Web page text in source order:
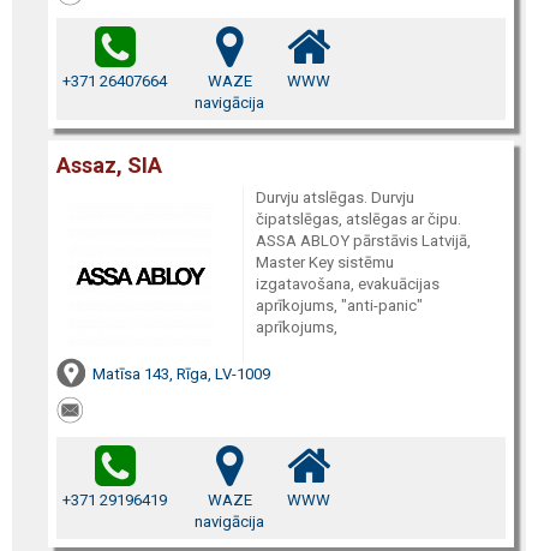
+371 26407664
WAZE
navigācija
WWW
Assaz, SIA
Durvju atslēgas. Durvju
čipatslēgas, atslēgas ar čipu.
ASSA ABLOY pārstāvis Latvijā,
Master Key sistēmu
izgatavošana, evakuācijas
aprīkojums, "anti-panic"
aprīkojums,
Matīsa 143, Rīga, LV-1009
+371 29196419
WAZE
navigācija
WWW